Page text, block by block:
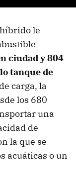
le
ciudad y 804
tanque de
carga, la
los 680
una
de
la que se
acuáticas o un